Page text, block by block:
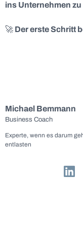
ins Unternehmen
🚀 Der erste Schritt
Michael Bemmann
Business Coach
Experte, wenn es darum
entlasten